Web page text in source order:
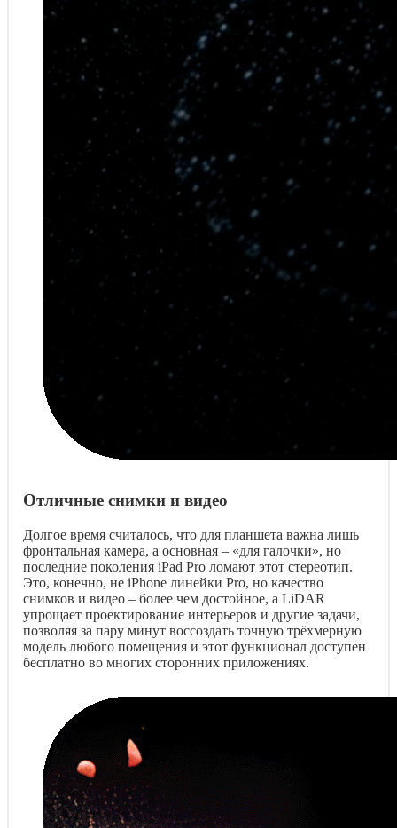
Отличные снимки и видео
Долгое время считалось, что для планшета важна лишь
фронтальная камера, а основная – «для галочки», но
последние поколения iPad Pro ломают этот стереотип.
Это, конечно, не iPhone линейки Pro, но качество
снимков и видео – более чем достойное, а LiDAR
упрощает проектирование интерьеров и другие задачи,
позволяя за пару минут воссоздать точную трёхмерную
модель любого помещения и этот функционал доступен
бесплатно во многих сторонних приложениях.